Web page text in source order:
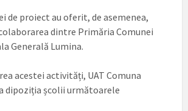
de proiect au oferit, de asemenea,
dintre Primăria Comunei
Generală Lumina.
acestei activități, UAT Comuna
dipoziția școlii următoarele